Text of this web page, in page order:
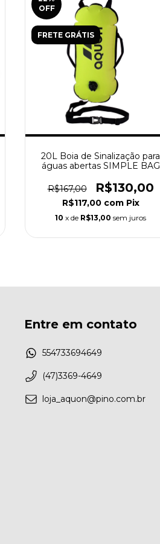
OFF
FRETE GRÁTIS
20L Boia de Sinalização para
águas abertas SIMPLE BAG
R$167,00 R$130,00
R$117,00 com Pix
10 x de R$13,00 sem juros
Entre em contato
554733694649
(47)3369-4649
loja_aquon@pino.com.br